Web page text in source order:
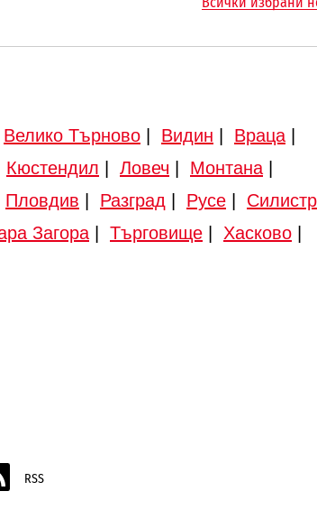
Велико Търново | Видин | Враца |
Кюстендил | Ловеч | Монтана |
Пловдив | Разград | Русе |
Загора | Търговище | Хасково |
RSS